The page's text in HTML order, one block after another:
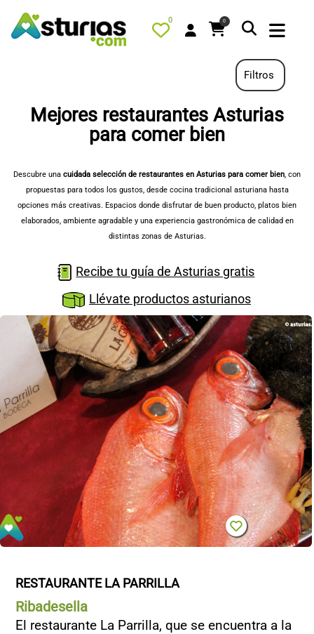
0 0
PORTADA
ALOJAMIENTOS
RESTAURANTES
TURISMO ACTIVO
AGENDA
OFERTAS
CONTACTO
Filtros
Mejores restaurantes Asturias
para comer bien
Descubre una cuidada selección de restaurantes en Asturias para comer bien, con
propuestas para todos los gustos, desde cocina tradicional asturiana hasta
opciones más creativas. Espacios donde disfrutar de buen producto, platos bien
elaborados, ambiente agradable y una experiencia gastronómica de calidad en
distintas zonas de Asturias.
Recibe tu guía de Asturias gratis
Llévate productos asturianos
RESTAURANTE LA PARRILLA
Ribadesella
El restaurante La Parrilla, que se encuentra a la